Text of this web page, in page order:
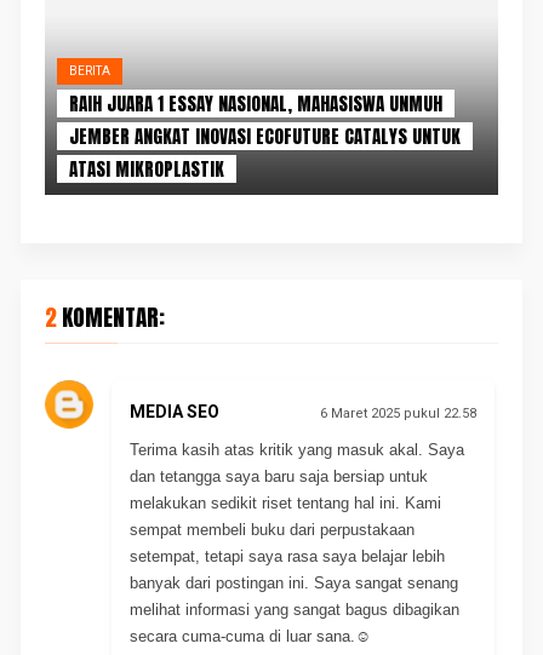
BERITA
RAIH JUARA 1 ESSAY NASIONAL, MAHASISWA UNMUH
JEMBER ANGKAT INOVASI ECOFUTURE CATALYS UNTUK
ATASI MIKROPLASTIK
2 KOMENTAR:
MEDIA SEO 6 Maret 2025 pukul 22.58
Terima kasih atas kritik yang masuk akal. Saya
dan tetangga saya baru saja bersiap untuk
melakukan sedikit riset tentang hal ini. Kami
sempat membeli buku dari perpustakaan
setempat, tetapi saya rasa saya belajar lebih
banyak dari postingan ini. Saya sangat senang
melihat informasi yang sangat bagus dibagikan
secara cuma-cuma di luar sana.☺️